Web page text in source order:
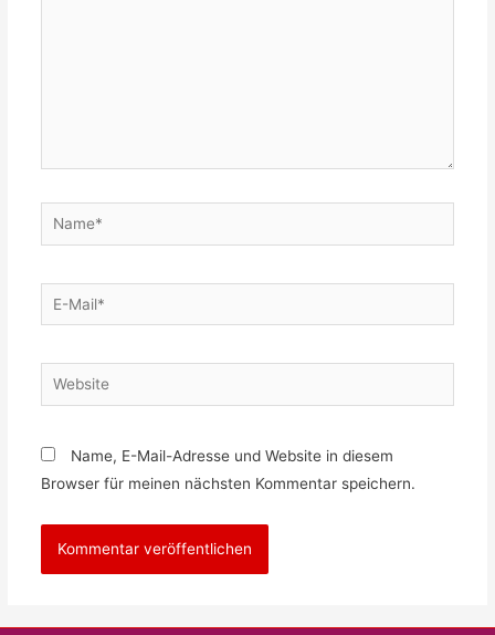
Name*
E-
Mail*
Website
Name, E-Mail-Adresse und Website in diesem
Browser für meinen nächsten Kommentar speichern.